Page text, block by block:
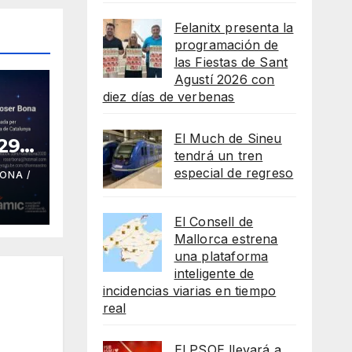
/
Felanitx presenta la
programación de
las Fiestas de Sant
Agustí 2026 con
diez días de verbenas
El Much de Sineu
tendrá un tren
especial de regreso
El Consell de
Mallorca estrena
una plataforma
inteligente de
incidencias viarias en tiempo
real